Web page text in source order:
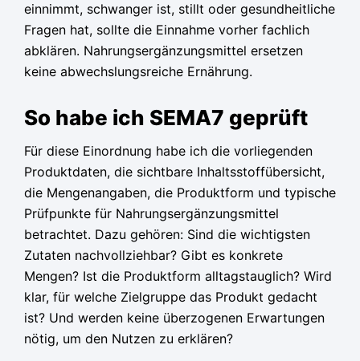
einnimmt, schwanger ist, stillt oder gesundheitliche
Fragen hat, sollte die Einnahme vorher fachlich
abklären. Nahrungsergänzungsmittel ersetzen
keine abwechslungsreiche Ernährung.
So habe ich SEMA7 geprüft
Für diese Einordnung habe ich die vorliegenden
Produktdaten, die sichtbare Inhaltsstoffübersicht,
die Mengenangaben, die Produktform und typische
Prüfpunkte für Nahrungsergänzungsmittel
betrachtet. Dazu gehören: Sind die wichtigsten
Zutaten nachvollziehbar? Gibt es konkrete
Mengen? Ist die Produktform alltagstauglich? Wird
klar, für welche Zielgruppe das Produkt gedacht
ist? Und werden keine überzogenen Erwartungen
nötig, um den Nutzen zu erklären?